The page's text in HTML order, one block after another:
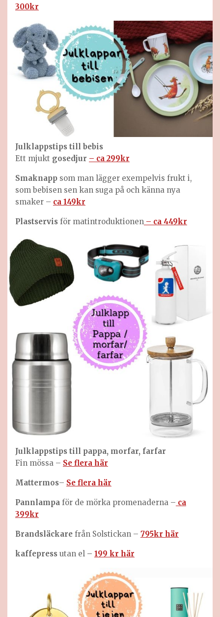
300kr
Julklappstips till bebis
Ett mjukt gosedjur – ca 299kr
Smaknapp som man lägger exempelvis frukt i,
som bebisen sen kan suga på och känna nya
smaker – ca 149kr
Plastservis för matintroduktionen – ca 449kr
Julklappstips till pappa, morfar, farfar
Fin mössa – Se flera här
Mattermos– Se flera här
Pannlampa för de mörka promenaderna – ca
399kr
Brandsläckare från Solstickan – 795kr här
kaffepress utan el – 199 kr här